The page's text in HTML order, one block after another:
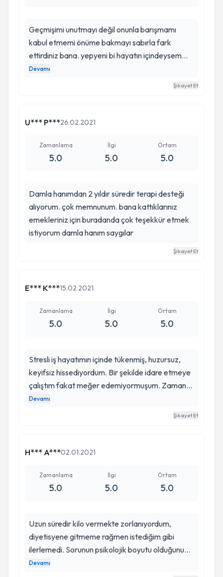
Geçmişimi unutmayı değil onunla barışmamı
kabul etmemi önüme bakmayı sabırla fark
ettirdiniz bana. yepyeni bi hayatın içindeysem
sayenizde dedim. Sizin sayenizde ilk teşekkür
kendinize olsun diyecek kadar da mütevazi alcak
Devamı
Şikayet Et
U*** P***26.02.2021
Zamanlama
5.0
İlgi
5.0
Ortam
5.0
Damla hanımdan 2 yıldır süredir terapi desteği
alıyorum. çok memnunum. bana kattıklarınız
emekleriniz için buradanda çok teşekkür etmek
istiyorum damla hanım saygılar
Şikayet Et
E*** K***15.02.2021
Zamanlama
5.0
İlgi
5.0
Ortam
5.0
Stresli iş hayatımın içinde tükenmiş, huzursuz,
keyifsiz hissediyordum. Bir şekilde idare etmeye
çalıştım fakat meğer edemiyormuşum. Zaman
geçtikçe ağır bir depresyon sürecine girdim.
Destek almaya karar verdiğimde Damla hanımı
Seanslar ilerledikçe kendimi yeniden doğmuş gibi
ediyor. Açıkçası hiç bitmesin de istiyorum:) Sizinle
tanıştığım için çok mutluyum. İyi ki varsınız
Devamı
Şikayet Et
H*** A***02.01.2021
Zamanlama
5.0
İlgi
5.0
Ortam
5.0
Uzun süredir kilo vermekte zorlanıyordum,
diyetisyene gitmeme rağmen istediğim gibi
ilerlemedi. Sorunun psikolojik boyutu olduğunu
fark etti ve bir psikoloğa gitmemi tavsiye etti.
Devamı